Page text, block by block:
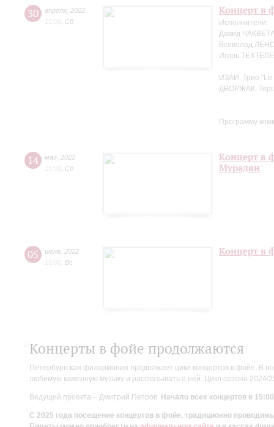
30 апреля 2022
15:00 Сб
Концерт в
Исполнители:
Давид
Всеволод
Игорь
ИЗАИ. Трио "Le
ДВОРЖАК.
Программу
14 мая 2022
15:00 Сб
Концерт в
Мурадян
05 июня 2022
15:00 Вс
Концерт в
Концерты в фойе продолжаются
Петербургская филармония продолжает цикл концертов в фойе. В
любимую камерную музыку и рассказывать о ней. Цикл сезона
Ведущий проекта – Дмитрий Петров. Начало всех концертов в
С 2025 года посещение концертов в фойе, традиционно